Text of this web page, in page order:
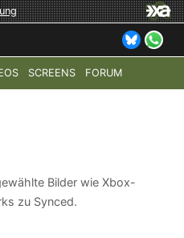
SCREENS FORUM
WARFARE 4 HALO:
Bilder wie Xbox-
zu Synced.